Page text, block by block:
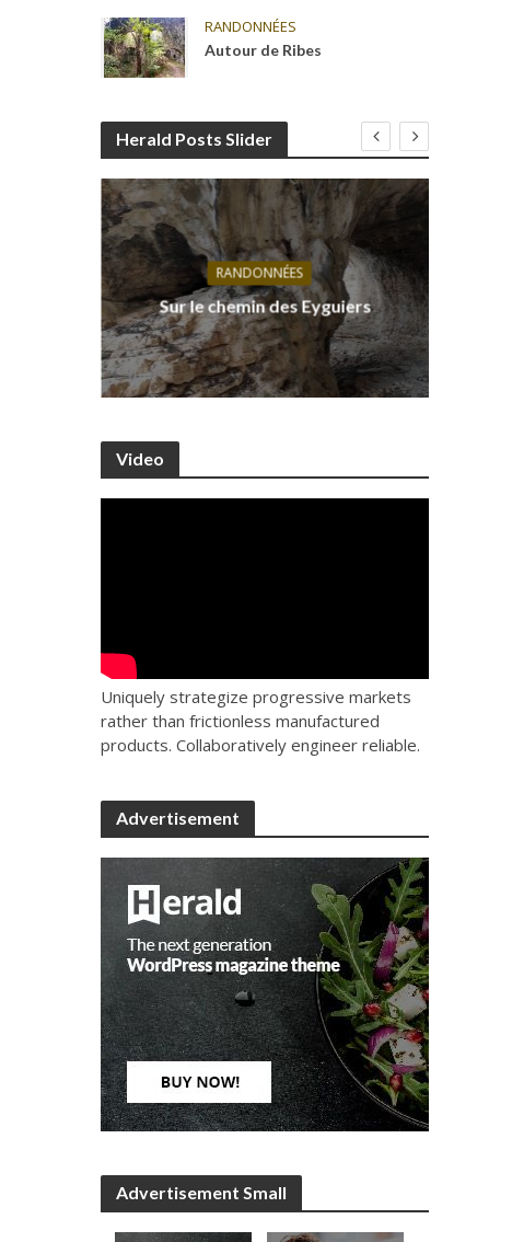
RANDONNÉES
Autour de Ribes
Herald Posts Slider
RANDONNÉES
Sur le chemin des Eyguiers
Video
Uniquely strategize progressive markets
rather than frictionless manufactured
products. Collaboratively engineer reliable.
Advertisement
Advertisement Small